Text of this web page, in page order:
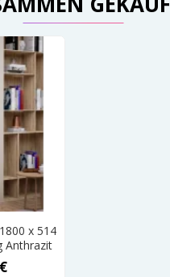
x 514
Anthrazit